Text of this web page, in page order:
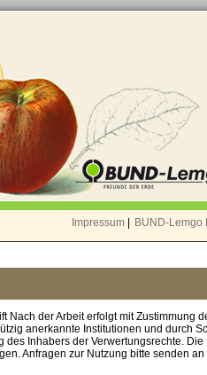
Impressum BUND-Lemgo
Nach der Arbeit erfolgt mit Zustimmung
anerkannte Institutionen und durch
Inhabers der Verwertungsrechte. Die
Anfragen zur Nutzung bitte senden an